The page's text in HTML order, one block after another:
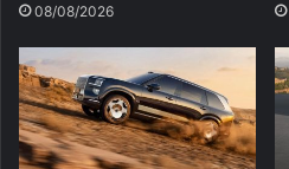
08/08/2026